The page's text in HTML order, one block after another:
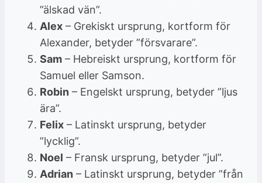
”älskad vän”.
Alex – Grekiskt ursprung, kortform för
Alexander, betyder ”försvarare”.
Sam – Hebreiskt ursprung, kortform för
Samuel eller Samson.
Robin – Engelskt ursprung, betyder ”ljus
ära”.
Felix – Latinskt ursprung, betyder
”lycklig”.
Noel – Fransk ursprung, betyder ”jul”.
Adrian – Latinskt ursprung, betyder ”från